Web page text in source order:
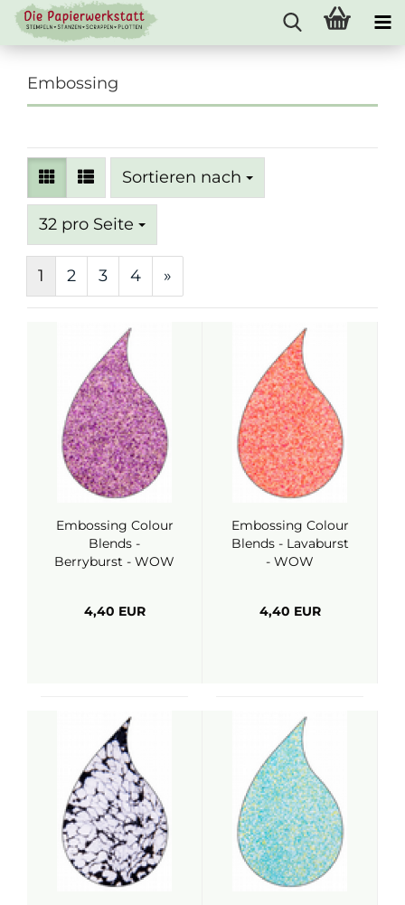
Embossing
Sortieren nach
Sortieren nach
32 pro Seite
pro Seite
1 2 3 4 »
Embossing Colour
Blends -
Berryburst - WOW
4,40 EUR
Embossing Colour
Blends - Lavaburst
- WOW
4,40 EUR